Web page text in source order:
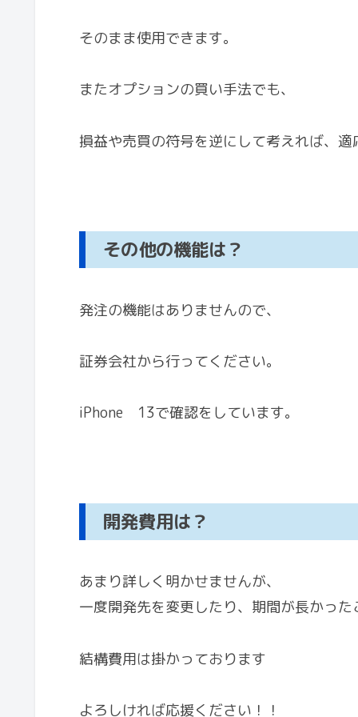
そのまま使用できます。
またオプションの買い手法でも、
損益や売買の符号を逆にして考えれば、適
その他の機能は？
発注の機能はありませんので、
証券会社から行ってください。
iPhone 13で確認をしています。
開発費用は？
あまり詳しく明かせませんが、
一度開発先を変更したり、期間が長かった
結構費用は掛かっております
よろしければ応援ください！！